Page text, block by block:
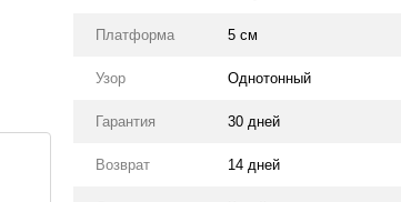
Платформа 5 см
Узор Однотонный
Гарантия 30 дней
Возврат 14 дней